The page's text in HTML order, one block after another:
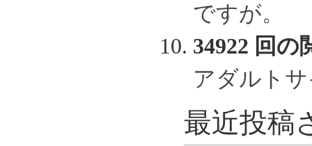
ですが。
34922 回の
アダルト
最近投稿